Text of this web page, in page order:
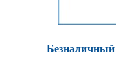
Безналичный